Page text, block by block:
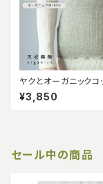
ヤクとオーガニックコ
天衣無縫
¥3,850
セール中の商品